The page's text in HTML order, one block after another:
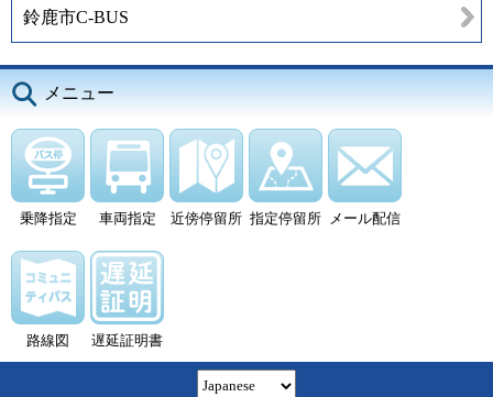
鈴鹿市C-BUS
メニュー
乗降指定 車両指定 近傍停留所 指定停留所 メール配信
路線図 遅延証明書